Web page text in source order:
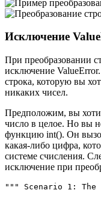
Исключение
При преобразовании
исключение
строка, которую вы
никаких чисел.
Предположим, вы
число в целое. Но вы
функцию int(). Он
какая-либо цифра,
системе счисления.
исключение при
""" Scenario 1: